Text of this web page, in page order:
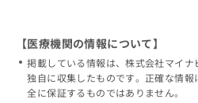
【医療機関の情報について】
掲載している情報は、株式会社マイ
独自に収集したものです。正確な情
全に保証するものではありません。